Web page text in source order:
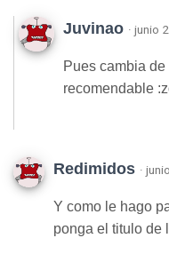
Juvinao · junio
Pues cambia
recomendable
Redimidos ·
Y como le hago
ponga el titulo de